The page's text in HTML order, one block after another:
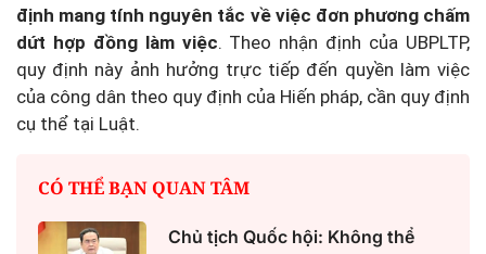
định mang tính nguyên tắc về việc đơn phương chấm
dứt hợp đồng làm việc. Theo nhận định của UBPLTP,
quy định này ảnh hưởng trực tiếp đến quyền làm việc
của công dân theo quy định của Hiến pháp, cần quy định
cụ thể tại Luật.
CÓ THỂ BẠN QUAN TÂM
Chủ tịch Quốc hội: Không thể